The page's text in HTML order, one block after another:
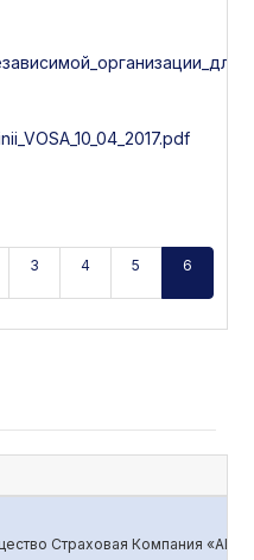
3 4 5 6
Страховая Компания